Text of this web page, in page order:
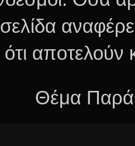
ότι
Θέμα